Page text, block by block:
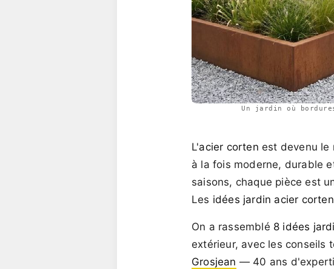
Un jardin où
L'acier corten est devenu le
à la fois moderne, durable
saisons, chaque pièce est
Les idées jardin acier corten
On a rassemblé 8 idées
extérieur, avec les conseils
Grosjean — 40 ans